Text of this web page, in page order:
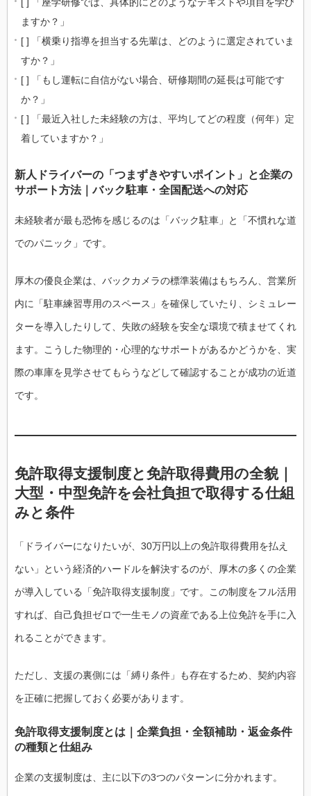
ますか？」
[ ] 「横乗り指導を担当する先輩は、どのように選定されていま
すか？」
[ ] 「もし運転に自信がない場合、研修期間の延長は可能です
か？」
[ ] 「最近入社した未経験の方は、平均してどの程度（何年）定
着していますか？」
新人ドライバーの「つまずきやすいポイント」と企業の
サポート方法｜バック駐車・全国配送への対応
未経験者が最も恐怖を感じるのは「バック駐車」と「不慣れな道
でのパニック」です。
厚木の優良企業は、バックカメラの標準装備はもちろん、営業所
内に「駐車練習専用のスペース」を確保していたり、シミュレー
ターを導入したりして、失敗の経験を安全な環境で積ませてくれ
ます。こうした物理的・心理的なサポートがあるかどうかを、実
際の車庫を見学させてもらうなどして確認することが成功の近道
です。
免許取得支援制度と免許取得費用の全貌｜
大型・中型免許を会社負担で取得する仕組
みと条件
「ドライバーになりたいが、30万円以上の免許取得費用を払え
ない」という経済的ハードルを解決するのが、厚木の多くの企業
が導入している「免許取得支援制度」です。この制度をフル活用
すれば、自己負担ゼロで一生モノの資産である上位免許を手に入
れることができます。
ただし、支援の裏側には「縛り条件」も存在するため、契約内容
を正確に把握しておく必要があります。
免許取得支援制度とは｜企業負担・全額補助・返金条件
の種類と仕組み
企業の支援制度は、主に以下の3つのパターンに分かれます。